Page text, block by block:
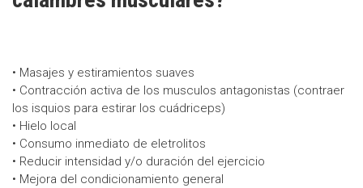
• Masajes y estiramientos suaves
• Contracción activa de los musculos antagonistas (contraer
los isquios para estirar los cuádriceps)
• Hielo local
• Consumo inmediato de eletrolitos
• Reducir intensidad y/o duración del ejercicio
• Mejora del condicionamiento general